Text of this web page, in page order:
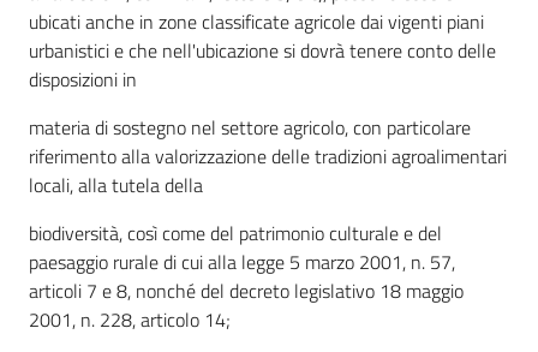
ubicati anche in zone classificate agricole dai vigenti piani
urbanistici e che nell'ubicazione si dovrà tenere conto delle
disposizioni in
materia di sostegno nel settore agricolo, con particolare
riferimento alla valorizzazione delle tradizioni agroalimentari
locali, alla tutela della
biodiversità, così come del patrimonio culturale e del
paesaggio rurale di cui alla legge 5 marzo 2001, n. 57,
articoli 7 e 8, nonché del decreto legislativo 18 maggio
2001, n. 228, articolo 14;